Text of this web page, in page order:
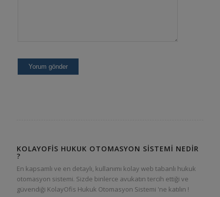
KOLAYOFIS HUKUK OTOMASYON SISTEMI NEDIR
?
En kapsamlı ve en detaylı, kullanımı kolay web tabanlı hukuk
otomasyon sistemi. Sizde binlerce avukatın tercih ettiği ve
güvendiği KolayOfis Hukuk Otomasyon Sistemi 'ne katılın !